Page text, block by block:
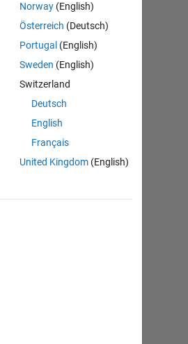
Norway(English)
Österreich (Deutsch)
Portugal (English)
Sweden (English)
Switzerland
Deutsch
English
Français
United Kingdom(English)